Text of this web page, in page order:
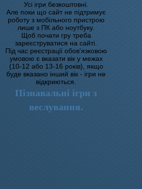
Усі ігри безкоштовні.
Але поки що сайт не підтримує
роботу з мобільного пристрою
лише з ПК або ноутбуку.
Щоб почати гру треба
зареєструватися на сайті.
Під час реєстрації обов'язковою
умовою є вказати вік у межах
(10-12 або 13-16 років), якщо
буде вказано інший вік - ігри не
відкриються.
Пізнавальні ігри з
веслування.